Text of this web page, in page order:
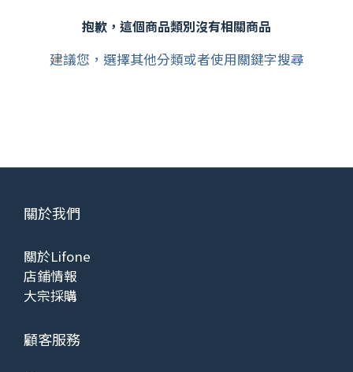
起>
抱歉，這個商品類別沒有相關商品
建議您，選擇其他分類或者使用關鍵字搜尋
關於我們
關於Lifone
店鋪情報
大宗採購
顧客服務